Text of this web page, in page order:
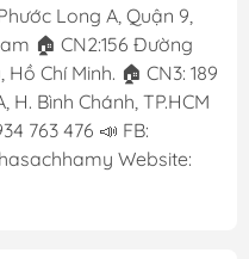
Long A, Quận 9,
🏠 CN2:156 Đường
Chí Minh. 🏠 CN3: 189
Bình Chánh, TP.HCM
763 476 📣 FB:
Website: